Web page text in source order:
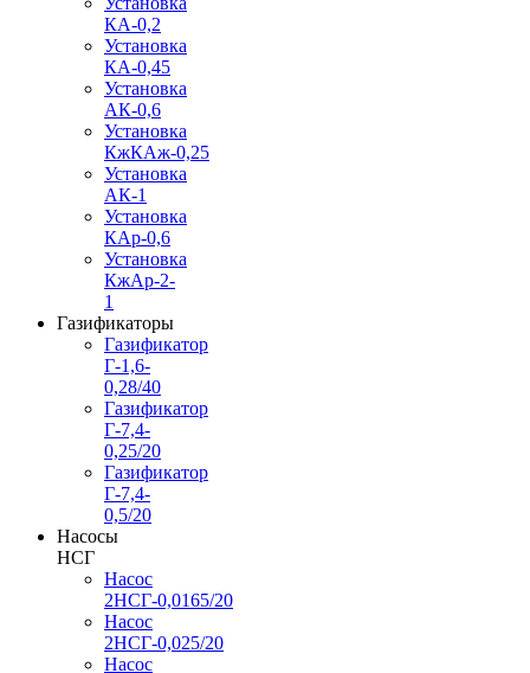
КА-0,2
Установка
КА-0,45
Установка
АК-0,6
Установка
КжКАж-0,25
Установка
АК-1
Установка
КАр-0,6
Установка
КжАр-2-
1
Газификаторы
Газификатор
Г-1,6-
0,28/40
Газификатор
Г-7,4-
0,25/20
Газификатор
Г-7,4-
0,5/20
Насосы
НСГ
Насос
2НСГ-0,0165/20
Насос
2НСГ-0,025/20
Насос